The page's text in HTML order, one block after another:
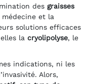
des graisses
médecine et la
solutions efficaces
la cryolipolyse, le
indications, ni les
Alors,